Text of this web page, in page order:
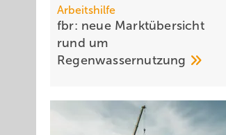
Arbeitshilfe
fbr: neue Markt­über­sicht
rund um
Regen­wasser­nut­zung